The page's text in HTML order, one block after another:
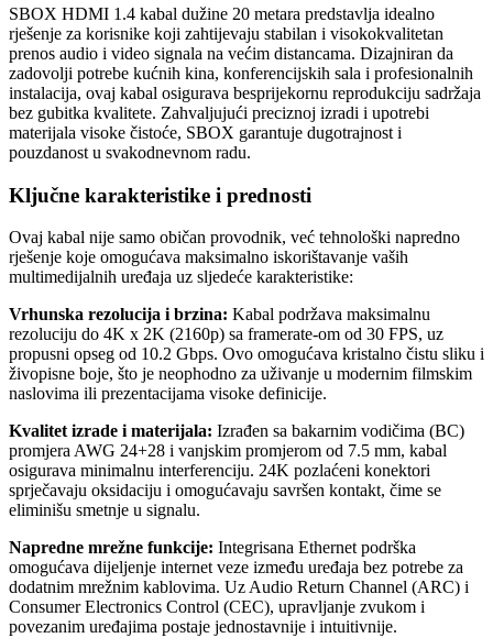
SBOX HDMI 1.4 kabal dužine 20 metara predstavlja idealno
rješenje za korisnike koji zahtijevaju stabilan i visokokvalitetan
prenos audio i video signala na većim distancama. Dizajniran da
zadovolji potrebe kućnih kina, konferencijskih sala i profesionalnih
instalacija, ovaj kabal osigurava besprijekornu reprodukciju sadržaja
bez gubitka kvalitete. Zahvaljujući preciznoj izradi i upotrebi
materijala visoke čistoće, SBOX garantuje dugotrajnost i
pouzdanost u svakodnevnom radu.
Ključne karakteristike i prednosti
Ovaj kabal nije samo običan provodnik, već tehnološki napredno
rješenje koje omogućava maksimalno iskorištavanje vaših
multimedijalnih uređaja uz sljedeće karakteristike:
Vrhunska rezolucija i brzina: Kabal podržava maksimalnu
rezoluciju do 4K x 2K (2160p) sa framerate-om od 30 FPS, uz
propusni opseg od 10.2 Gbps. Ovo omogućava kristalno čistu sliku i
živopisne boje, što je neophodno za uživanje u modernim filmskim
naslovima ili prezentacijama visoke definicije.
Kvalitet izrade i materijala: Izrađen sa bakarnim vodičima (BC)
promjera AWG 24+28 i vanjskim promjerom od 7.5 mm, kabal
osigurava minimalnu interferenciju. 24K pozlaćeni konektori
sprječavaju oksidaciju i omogućavaju savršen kontakt, čime se
eliminišu smetnje u signalu.
Napredne mrežne funkcije: Integrisana Ethernet podrška
omogućava dijeljenje internet veze između uređaja bez potrebe za
dodatnim mrežnim kablovima. Uz Audio Return Channel (ARC) i
Consumer Electronics Control (CEC), upravljanje zvukom i
povezanim uređajima postaje jednostavnije i intuitivnije.